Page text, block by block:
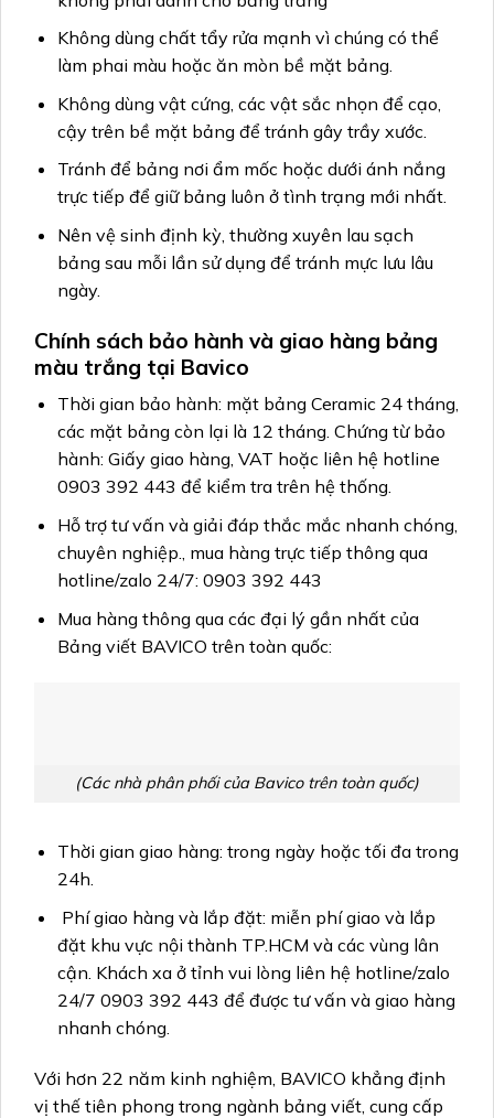
Không dùng chất tẩy rửa mạnh vì chúng có thể
làm phai màu hoặc ăn mòn bề mặt bảng.
Không dùng vật cứng, các vật sắc nhọn để cạo,
cậy trên bề mặt bảng để tránh gây trầy xước.
Tránh để bảng nơi ẩm mốc hoặc dưới ánh nắng
trực tiếp để giữ bảng luôn ở tình trạng mới nhất.
Nên vệ sinh định kỳ, thường xuyên lau sạch
bảng sau mỗi lần sử dụng để tránh mực lưu lâu
ngày.
Chính sách bảo hành và giao hàng bảng
màu trắng tại Bavico
Thời gian bảo hành: mặt bảng Ceramic 24 tháng,
các mặt bảng còn lại là 12 tháng. Chứng từ bảo
hành: Giấy giao hàng, VAT hoặc liên hệ hotline
0903 392 443 để kiểm tra trên hệ thống.
Hỗ trợ tư vấn và giải đáp thắc mắc nhanh chóng,
chuyên nghiệp., mua hàng trực tiếp thông qua
hotline/zalo 24/7: 0903 392 443
Mua hàng thông qua các đại lý gần nhất của
Bảng viết BAVICO trên toàn quốc:
(Các nhà phân phối của Bavico trên toàn quốc)
Thời gian giao hàng: trong ngày hoặc tối đa trong
24h.
Phí giao hàng và lắp đặt: miễn phí giao và lắp
đặt khu vực nội thành TP.HCM và các vùng lân
cận. Khách xa ở tỉnh vui lòng liên hệ hotline/zalo
24/7 0903 392 443 để được tư vấn và giao hàng
nhanh chóng.
Với hơn 22 năm kinh nghiệm, BAVICO khẳng định
vị thế tiên phong trong ngành bảng viết, cung cấp